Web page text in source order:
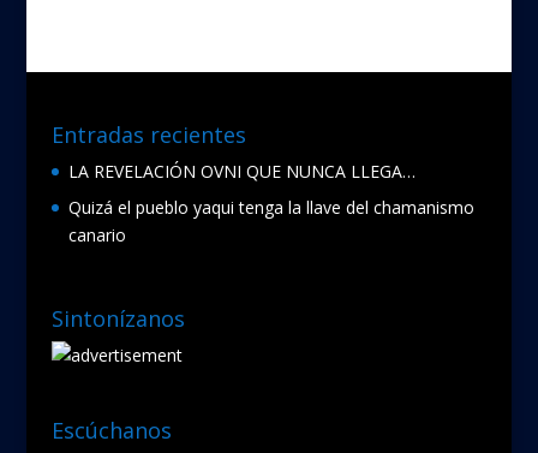
Entradas recientes
LA REVELACIÓN OVNI QUE NUNCA LLEGA…
Quizá el pueblo yaqui tenga la llave del chamanismo
canario
Sintonízanos
Escúchanos